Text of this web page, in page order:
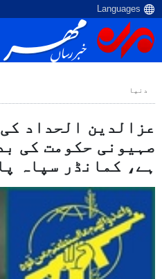
دنیا
عزالدین الحداد
صہیونی حکومت کی
ہے، کمانڈر سپاہ